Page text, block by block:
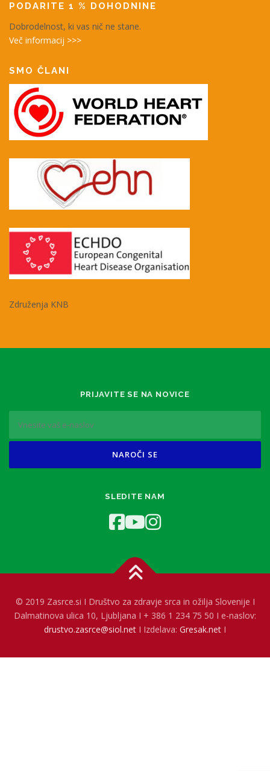
PODARITE 1 % DOHODNINE
Dobrodelnost, ki vas nič ne stane.
Več informacij >>>
SMO ČLANI
Združenja KNB
PRIJAVITE SE NA NOVICE
SLEDITE NAM
© 2019 Zasrce.si I Društvo za zdravje srca in ožilja Slovenije I
Dalmatinova ulica 10, Ljubljana I + 386 1 234 75 50 I e-naslov:
drustvo.zasrce@siol.net I Izdelava: Gresak.net I